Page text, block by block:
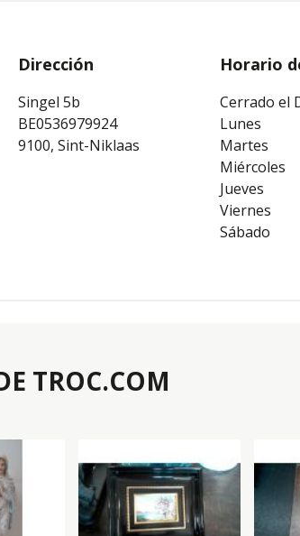
Dirección
Singel 5b
BE0536979924
9100, Sint-Niklaas
Horario
Cerrado el
Lunes
Martes
Miércoles
Jueves
Viernes
Sábado
TROC.COM